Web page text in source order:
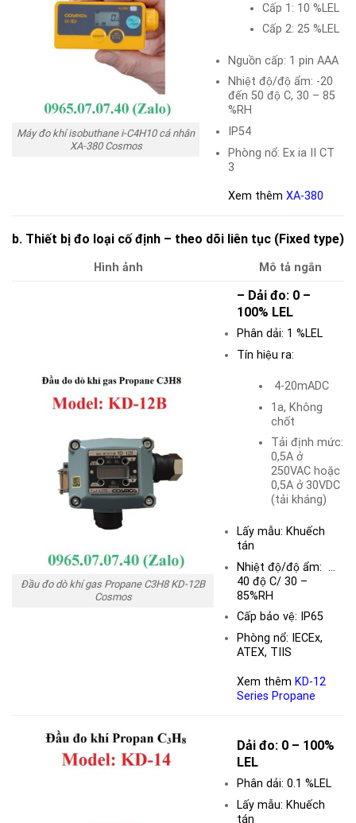
Máy đo khí isobuthane i-C4H10 cá nhân
XA-380 Cosmos
Cấp 1: 10 %LEL
Cấp 2: 25 %LEL
Nguồn cấp: 1 pin AAA
Nhiệt độ/độ ẩm: -20
đến 50 độ C, 30 – 85
%RH
IP54
Phòng nổ: Ex ia II CT
3
Xem thêm XA-380
b. Thiết bị đo loại cố định – theo dõi liên tục (Fixed type)
Hình ảnh Mô tả ngắn
Đầu đo dò khí gas Propane C3H8 KD-12B
Cosmos
– Dải đo: 0 –
100% LEL
Phân dải: 1 %LEL
Tín hiệu ra:
4-20mADC
1a, Không
chốt
Tải định mức:
0,5A ở
250VAC hoặc
0,5A ở 30VDC
(tải kháng)
Lấy mẫu: Khuếch
tán
Nhiệt độ/độ ẩm: …
40 độ C/ 30 –
85%RH
Cấp bảo vệ: IP65
Phòng nổ: IECEx,
ATEX, TIIS
Xem thêm KD-12
Series Propane
Dải đo: 0 – 100%
LEL
Phân dải: 0.1 %LEL
Lấy mẫu: Khuếch
tán